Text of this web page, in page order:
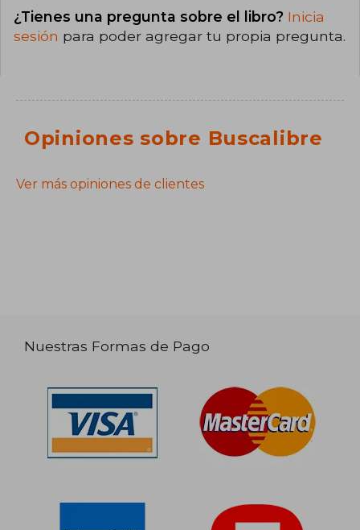
¿Tienes una pregunta sobre el libro? Inicia
sesión para poder agregar tu propia pregunta.
Opiniones sobre Buscalibre
Ver más opiniones de clientes
Nuestras Formas de Pago